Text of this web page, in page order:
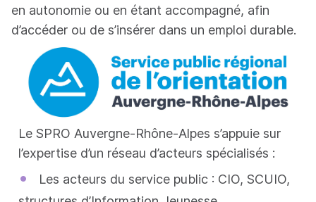
en autonomie ou en étant accompagné, afin
d’accéder ou de s’insérer dans un emploi durable.
Le SPRO Auvergne-Rhône-Alpes s’appuie sur
l’expertise d’un réseau d’acteurs spécialisés :
•
Les acteurs du service public : CIO, SCUIO,